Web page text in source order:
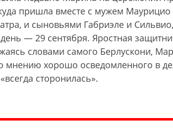
пришла вместе с мужем
и сыновьями Габриэле и
— 29 сентября. Яростная
словами самого Берлускони,
мнению хорошо осведомленного в
сторонилась».